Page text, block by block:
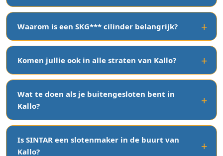
Waarom is een SKG*** cilinder belangrijk?
Komen jullie ook in alle straten van Kallo?
Wat te doen als je buitengesloten bent in
Kallo?
Is SINTAR een slotenmaker in de buurt van
Kallo?